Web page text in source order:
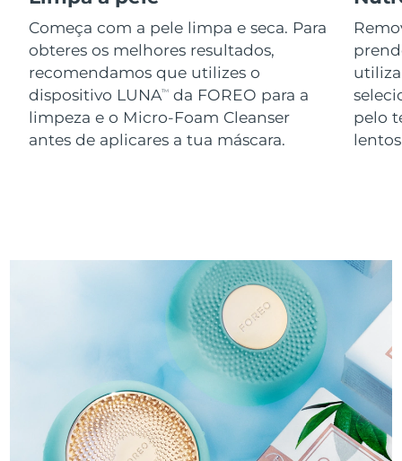
Começa com a pele limpa e seca. Para
obteres os melhores resultados,
recomendamos que utilizes o
dispositivo LUNATM
da FOREO para a
limpeza e o Micro-Foam Cleanser
antes de aplicares a tua máscara.
pelo